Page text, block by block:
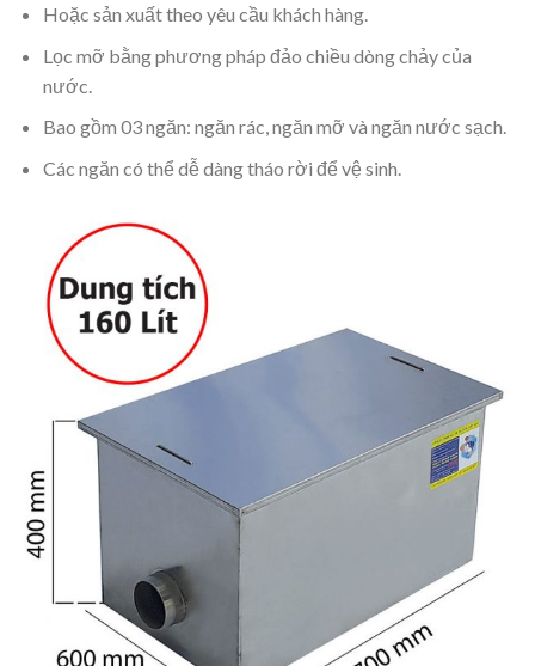
Hoặc sản xuất theo yêu cầu khách hàng.
Lọc mỡ bằng phương pháp đảo chiều dòng chảy của
nước.
Bao gồm 03 ngăn: ngăn rác, ngăn mỡ và ngăn nước sạch.
Các ngăn có thể dễ dàng tháo rời để vệ sinh.